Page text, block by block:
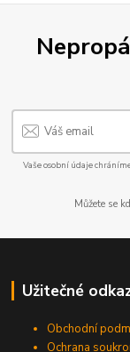
Vaše osobní údaje
Můžete se
Užitečné
Obchodní
Ochrana